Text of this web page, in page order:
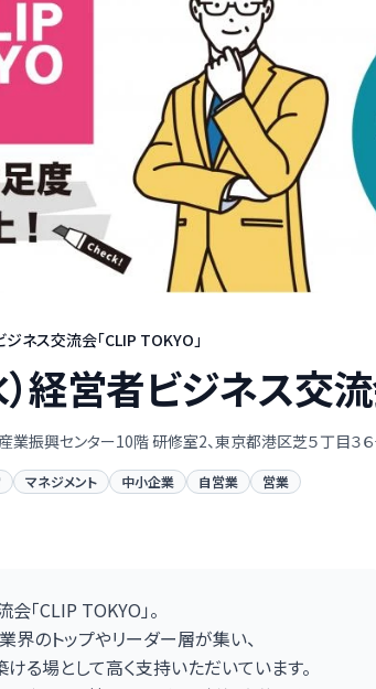
ネス交流会「CLIP TOKYO」
経営者ビジネス交流
業振興センター10階 研修室2、東京都港区芝５丁目３
マネジメント 中小企業 自営業 営業
「CLIP TOKYO」。
界のトップやリーダー層が集い、
る場として高く支持いただいています。